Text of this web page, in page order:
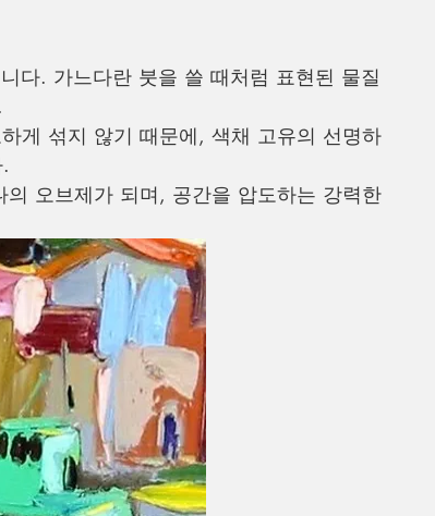
다. 가느다란 붓을 쓸 때처럼 표현된 물질
게 섞지 않기 때문에, 색채 고유의 선명하
오브제가 되며, 공간을 압도하는 강력한